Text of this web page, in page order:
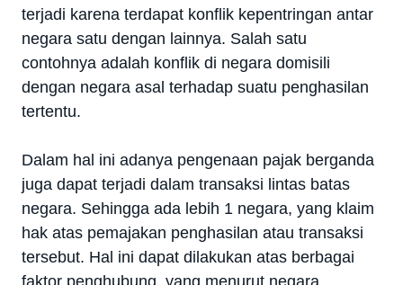
terjadi karena terdapat konflik kepentringan antar
negara satu dengan lainnya. Salah satu
contohnya adalah konflik di negara domisili
dengan negara asal terhadap suatu penghasilan
tertentu.
Dalam hal ini adanya pengenaan pajak berganda
juga dapat terjadi dalam transaksi lintas batas
negara. Sehingga ada lebih 1 negara, yang klaim
hak atas pemajakan penghasilan atau transaksi
tersebut. Hal ini dapat dilakukan atas berbagai
faktor penghubung, yang menurut negara